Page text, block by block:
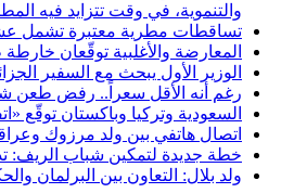
والتنموية، في وقت تتزايد فيه
تساقطات مطرية معتبرة تشمل عشر
المعارضة والأغلبية توقّعان
الوزير الأول يبحث مع السفير
رغم أنه الأقل سعراً.. رفض طعن شركة في
السعودية وتركيا وباكستان توقّع
اتصال هاتفي بين ولد مرزوك
خطة جديدة لتمكين شباب الريف: تدريب مهني لـ730
ولد بلال: التعاون بين البرلمان